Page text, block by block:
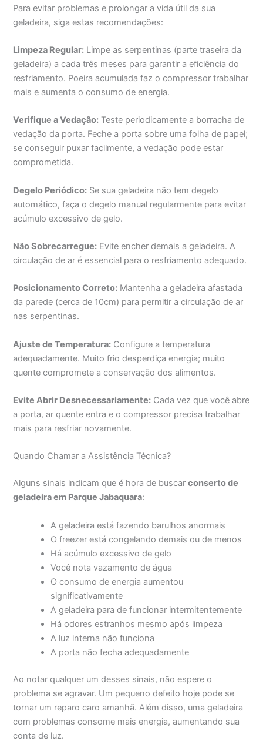
Para evitar problemas e prolongar a vida útil da sua
geladeira, siga estas recomendações:
Limpeza Regular: Limpe as serpentinas (parte traseira da
geladeira) a cada três meses para garantir a eficiência do
resfriamento. Poeira acumulada faz o compressor trabalhar
mais e aumenta o consumo de energia.
Verifique a Vedação: Teste periodicamente a borracha de
vedação da porta. Feche a porta sobre uma folha de papel;
se conseguir puxar facilmente, a vedação pode estar
comprometida.
Degelo Periódico: Se sua geladeira não tem degelo
automático, faça o degelo manual regularmente para evitar
acúmulo excessivo de gelo.
Não Sobrecarregue: Evite encher demais a geladeira. A
circulação de ar é essencial para o resfriamento adequado.
Posicionamento Correto: Mantenha a geladeira afastada
da parede (cerca de 10cm) para permitir a circulação de ar
nas serpentinas.
Ajuste de Temperatura: Configure a temperatura
adequadamente. Muito frio desperdiça energia; muito
quente compromete a conservação dos alimentos.
Evite Abrir Desnecessariamente: Cada vez que você abre
a porta, ar quente entra e o compressor precisa trabalhar
mais para resfriar novamente.
Quando Chamar a Assistência Técnica?
Alguns sinais indicam que é hora de buscarconserto de
geladeira em Parque Jabaquara:
A geladeira está fazendo barulhos anormais
O freezer está congelando demais ou de menos
Há acúmulo excessivo de gelo
Você nota vazamento de água
O consumo de energia aumentou
significativamente
A geladeira para de funcionar intermitentemente
Há odores estranhos mesmo após limpeza
A luz interna não funciona
A porta não fecha adequadamente
Ao notar qualquer um desses sinais, não espere o
problema se agravar. Um pequeno defeito hoje pode se
tornar um reparo caro amanhã. Além disso, uma geladeira
com problemas consome mais energia, aumentando sua
conta de luz.